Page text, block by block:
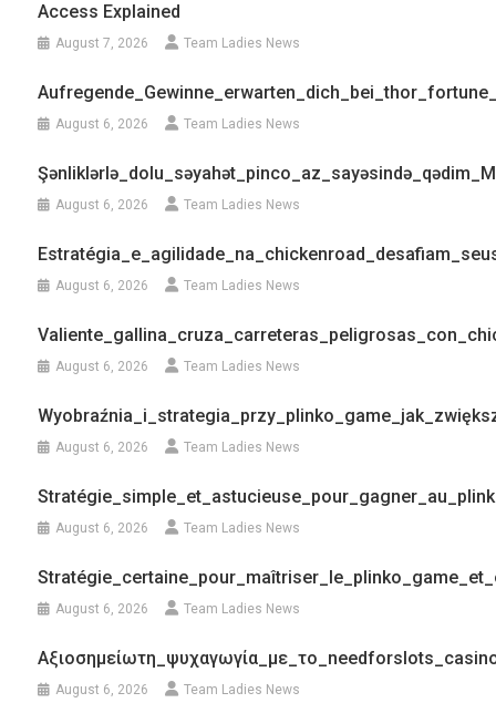
Access Explained
August 7, 2026 Team Ladies News
August 6, 2026 Team Ladies News
August 6, 2026 Team Ladies News
August 6, 2026 Team Ladies News
August 6, 2026 Team Ladies News
August 6, 2026 Team Ladies News
August 6, 2026 Team Ladies News
August 6, 2026 Team Ladies News
August 6, 2026 Team Ladies News